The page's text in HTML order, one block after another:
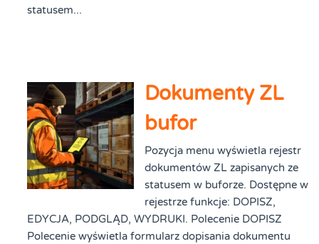
statusem...
Dokumenty ZL
bufor
Pozycja menu wyświetla rejestr
dokumentów ZL zapisanych ze
statusem w buforze. Dostępne w
rejestrze funkcje: DOPISZ,
EDYCJA, PODGLĄD, WYDRUKI. Polecenie DOPISZ
Polecenie wyświetla formularz dopisania dokumentu